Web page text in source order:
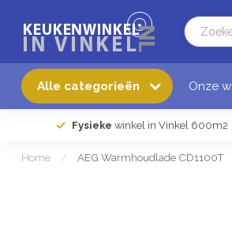
Alle categorieën Onze
Fysieke winkel in Vinkel 600m2
Home / AEG Warmhoudlade CD1100T